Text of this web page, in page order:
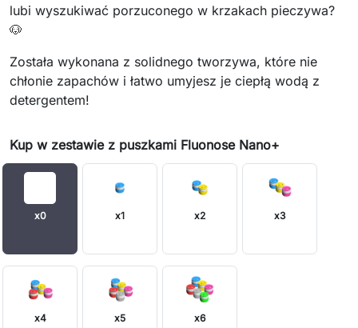
lubi wyszukiwać porzuconego w krzakach pieczywa?
🐶
Została wykonana z solidnego tworzywa, które nie
chłonie zapachów i łatwo umyjesz je ciepłą wodą z
detergentem!
Kup w zestawie z puszkami Fluonose Nano+
x0 x1 x2 x3
x4 x5 x6